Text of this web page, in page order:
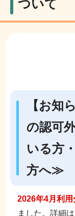
す
か
ついて
【お知
の認可
いる方
方へ≫
2026年4月 利用
ました。詳細は